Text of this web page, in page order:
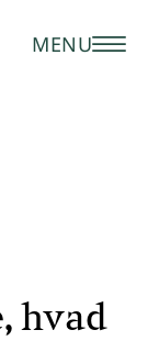
MENU
hvad